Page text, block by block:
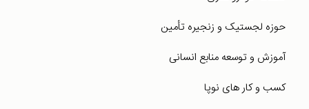
حوزه لجستیک و زنجیره تأمین
آموزش و توسعه منابع انسانی
کسب و کار های نوپا